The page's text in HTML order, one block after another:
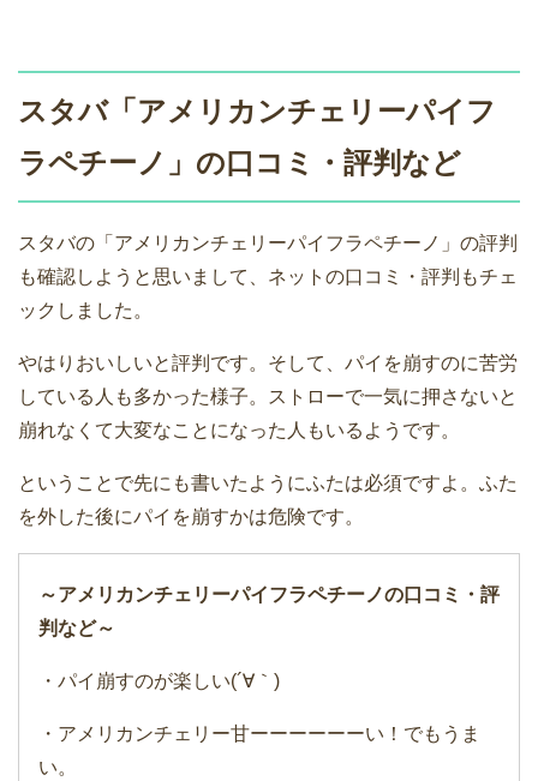
スタバ「アメリカンチェリーパイフ
ラペチーノ」の口コミ・評判など
スタバの「アメリカンチェリーパイフラペチーノ」の評判
も確認しようと思いまして、ネットの口コミ・評判もチェ
ックしました。
やはりおいしいと評判です。そして、パイを崩すのに苦労
している人も多かった様子。ストローで一気に押さないと
崩れなくて大変なことになった人もいるようです。
ということで先にも書いたようにふたは必須ですよ。ふた
を外した後にパイを崩すかは危険です。
～アメリカンチェリーパイフラペチーノの口コミ・評
判など～
・パイ崩すのが楽しい(´∀｀)
・アメリカンチェリー甘ーーーーーーい！でもうま
い。